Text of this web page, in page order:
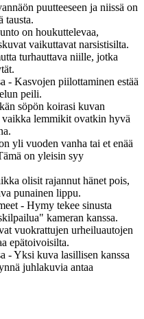
puutteeseen ja niissä on
tausta.
on houkuttelevaa,
vaikuttavat narsistisilta.
turhauttava niille, jotka
- Kasvojen piilottaminen estää
peili.
söpön koirasi kuvan
vaikka lemmikit ovatkin hyvä
yli vuoden vanha tai et enää
on yleisin syy
olisit rajannut hänet pois,
punainen lippu.
- Hymy tekee sinusta
kameran kanssa.
vuokrattujen urheiluautojen
epätoivoisilta.
- Yksi kuva lasillisen kanssa
juhlakuvia antaa